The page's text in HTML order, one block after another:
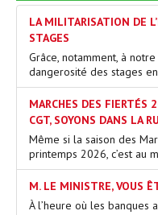
LA MILITARISATION DE
STAGES
Grâce, notamment, à
dangerosité des stages
MARCHES DES FIERTÉS
CGT, SOYONS DANS LA
Même si la saison des
printemps 2026, c’est au
M. LE MINISTRE, VOUS
À l’heure où les banques